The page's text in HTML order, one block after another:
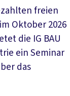
freien
Oktober 2026
die IG BAU
ein Seminar
das